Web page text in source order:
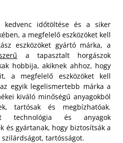
kedvenc időtöltése és a siker
a megfelelő eszközöket kell
eszközöket gyártó márka, a
a tapasztalt horgászok
hobbija, akiknek ahhoz, hogy
a megfelelő eszközöket kell
egyik legelismertebb márka a
kiváló minőségű anyagokból
tartósak és megbízhatóak.
technológia és anyagok
és gyártanak, hogy biztosítsák a
tartósságot.